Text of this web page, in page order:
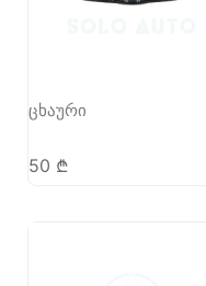
ცხაური
50 ₾